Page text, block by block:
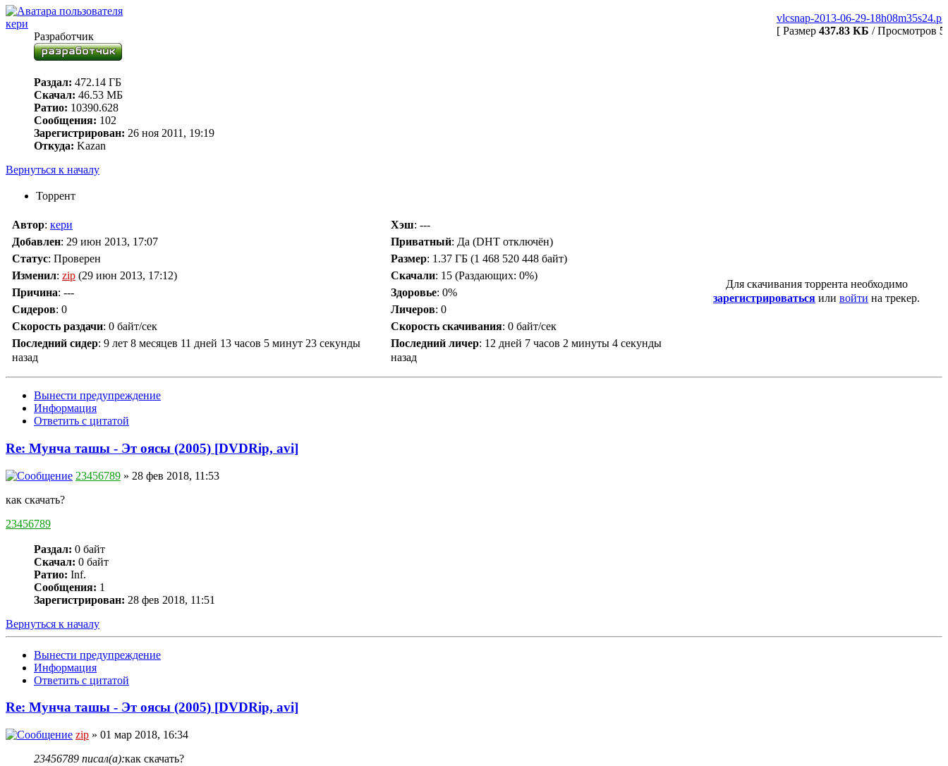
vlcsnap-2013-06-29-
[ Размер 437.83 КБ / Просмотров
кери
Разработчик
Раздал: 472.14 ГБ
Скачал: 46.53 МБ
Ратио: 10390.628
Сообщения: 102
Зарегистрирован: 26 ноя 2011, 19:19
Откуда: Kazan
Вернуться к началу
Торрент
Автор: кери Хэш: ---
Добавлен: 29 июн 2013, 17:07 Приватный: Да (DHT отключён)
Статус: Проверен Размер: 1.37 ГБ (1 468 520 448 байт)
Изменил: zip (29 июн 2013, 17:12) Скачали: 15 (Раздающих: 0%)
Причина: --- Здоровье: 0%
Сидеров: 0 Личеров: 0
Скорость раздачи: 0 байт/сек Скорость скачивания: 0 байт/сек
Последний сидер: 9 лет 8 месяцев 11 дней 13 часов 5 минут 23 секунды
назад
Последний личер: 12 дней 7 часов 2 минуты 4 секунды
назад
Для скачивания торрента необходимо
зарегистрироваться или войти на трекер.
Вынести предупреждение
Информация
Ответить с цитатой
Re: Мунча ташы - Эт оясы (2005) [DVDRip, avi]
23456789 » 28 фев 2018, 11:53
как скачать?
23456789
Раздал: 0 байт
Скачал: 0 байт
Ратио: Inf.
Сообщения: 1
Зарегистрирован: 28 фев 2018, 11:51
Вернуться к началу
Вынести предупреждение
Информация
Ответить с цитатой
Re: Мунча ташы - Эт оясы (2005) [DVDRip, avi]
zip » 01 мар 2018, 16:34
23456789 писал(а):как скачать?